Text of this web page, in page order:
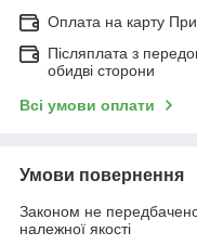
Оплата на карту
Післяплата з
обидві сторони
Всі умови оплати
Умови повернення
Законом не
належної якості